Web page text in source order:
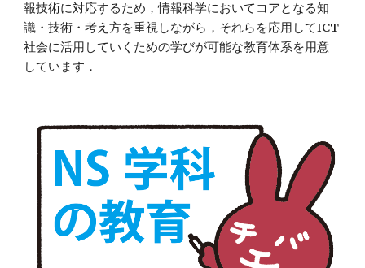
報技術に対応するため，情報科学においてコアとなる知
識・技術・考え方を重視しながら，それらを応用してICT
社会に活用していくための学びが可能な教育体系を用意
しています．